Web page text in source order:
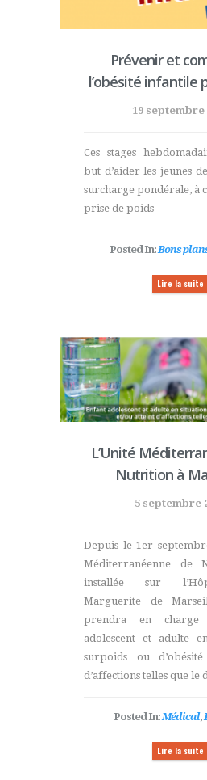
Prévenir et
l’obésité infantile
19 septembre
Ces stages
but d’aider les jeunes
surcharge pondérale, à
prise de poids
Posted In:Bons
Lire la suite
L’Unité
Nutrition à
5 septembre
Depuis le 1er
Méditerranéenne de
installée sur
Marguerite de
prendra en charge
adolescent et adulte
surpoids ou
d’affections telles que le
Posted In:Médical,
Lire la suite